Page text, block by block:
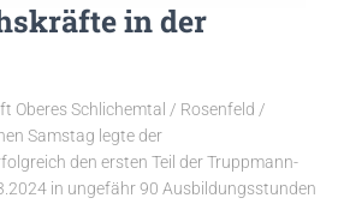
in der
Oberes Schlichemtal / Rosenfeld /
Samstag legte der
den ersten Teil der Truppmann-
in ungefähr 90 Ausbildungsstunden